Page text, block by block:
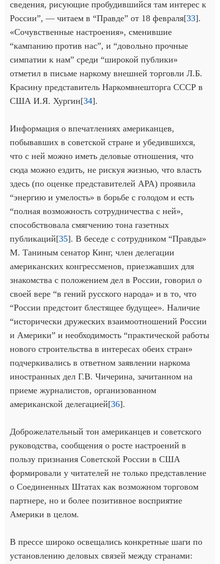
сведения, рисующие пробудившийся там интерес к
России”, — читаем в “Правде” от 18 февраля[33].
«Сочувственные настроения», сменившие
“кампанию против нас”, и “довольно прочные
симпатии к нам” среди “широкой публики»
отметил в письме наркому внешней торговли Л.Б.
Красину представитель Наркомвнешторга СССР в
США И.Я. Хургин[34].
Информация о впечатлениях американцев,
побывавших в советской стране и убедившихся,
что с ней можно иметь деловые отношения, что
сюда можно ездить, не рискуя жизнью, что власть
здесь (по оценке представителей АРА) проявила
“энергию и умелость» в борьбе с голодом и есть
“полная возможность сотрудничества с ней»,
способствовала смягчению тона газетных
публикаций[35]. В беседе с сотрудником “Правды»
М. Таниным сенатор Кинг, член делегации
американских конгрессменов, приезжавших для
знакомства с положением дел в России, говорил о
своей вере “в гений русского народа» и в то, что
“России предстоит блестящее будущее». Наличие
“исторически дружеских взаимоотношений России
и Америки” и необходимость “практической работы
нового строительства в интересах обеих стран»
подчеркивались в ответном заявлении наркома
иностранных дел Г.В. Чичерина, зачитанном на
приеме журналистов, организованном
американской делегацией[36].
Доброжелательный тон американцев и советского
руководства, сообщения о росте настроений в
пользу признания Советской России в США
формировали у читателей не только представление
о Соединенных Штатах как возможном торговом
партнере, но и более позитивное восприятие
Америки в целом.
В прессе широко освещались конкретные шаги по
установлению деловых связей между странами: